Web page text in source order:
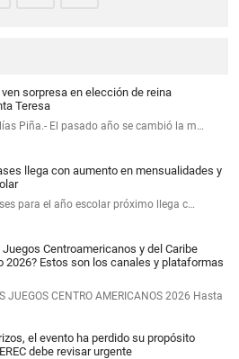
sorpresa en elección de reina
Teresa
Piña.- El pasado año se cambió la m…
llega con aumento en mensualidades y
para el año escolar próximo llega c…
Juegos Centroamericanos y del Caribe
2026? Estos son los canales y plataformas
JUEGOS CENTRO AMERICANOS 2026 Hasta
el evento ha perdido su propósito
debe revisar urgente